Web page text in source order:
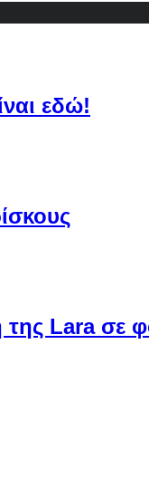
εδώ!
Lara σε